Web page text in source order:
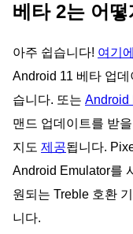
베타 2는 어
아주 쉽습니다! 여기
Android 11 베타 업
습니다. 또는 Android
맨드 업데이트를 받
지도 제공됩니다.
Android Emulator를
원되는 Treble 호환
니다.